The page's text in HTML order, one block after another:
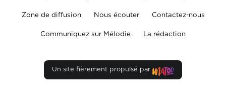
Zone de diffusion Nous écouter Contactez-nous
Communiquez sur Mélodie La rédaction
Un site fièrement propulsé par